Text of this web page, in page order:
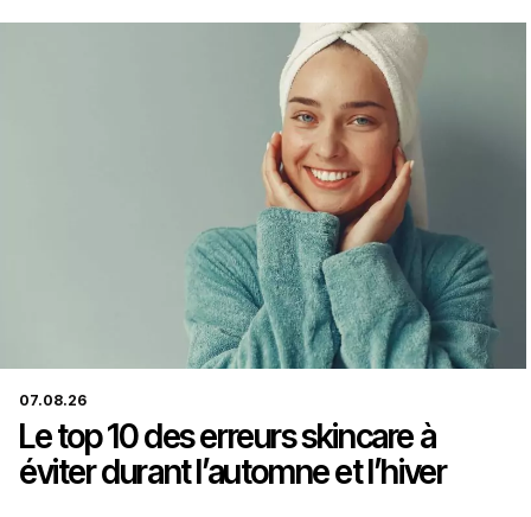
Le top 10 des erreurs skincare à
éviter durant l’automne et l’hiver
07.08.26